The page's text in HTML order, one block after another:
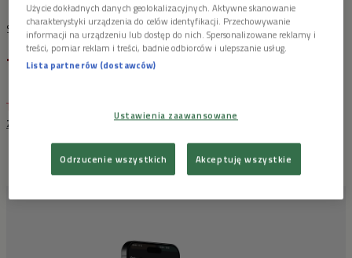
Scenariusz:Janusz Adam Dziewiątkowski
"Wyznanie Marysi Borkiewiczowej"
Ten artykuł nie ma jeszcze komentarzy, możesz być pierwszy!
ZALOGUJ SIĘ ABY DODAĆ KOMENTARZ
Użycie dokładnych danych geolokalizacyjnych. Aktywne skanowanie
charakterystyki urządzenia do celów identyfikacji. Przechowywanie
informacji na urządzeniu lub dostęp do nich. Spersonalizowane reklamy i
treści, pomiar reklam i treści, badnie odbiorców i ulepszanie usług.
Lista partnerów (dostawców)
Ustawienia zaawansowane
Odrzucenie wszystkich Akceptuję wszystkie